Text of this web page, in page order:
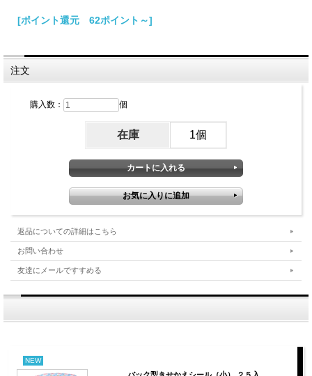
[ポイント還元 62ポイント～]
注文
購入数： 個
在庫 1個
返品についての詳細はこちら
お問い合わせ
友達にメールですすめる
NEW